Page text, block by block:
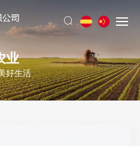
业
好生活